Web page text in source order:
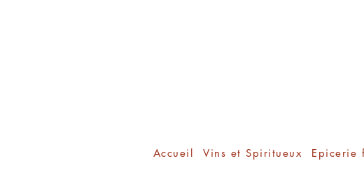
Accueil Vins et Spiritueux Epicerie